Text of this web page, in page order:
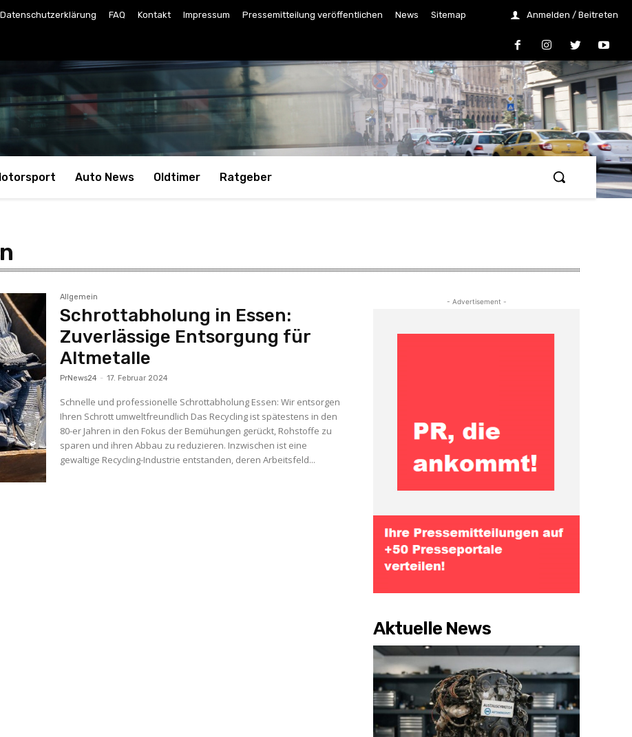
Datenschutzerklärung FAQ Kontakt Impressum Pressemitteilung veröffentlichen News Sitemap Anmelden / Beitreten
Auto News Oldtimer Ratgeber
Allgemein
Schrottabholung in Essen:
Zuverlässige Entsorgung für
Altmetalle
PrNews24 - 17. Februar 2024
Schnelle und professionelle Schrottabholung Essen: Wir entsorgen
Ihren Schrott umweltfreundlich Das Recycling ist spätestens in den
80-er Jahren in den Fokus der Bemühungen gerückt, Rohstoffe zu
sparen und ihren Abbau zu reduzieren. Inzwischen ist eine
gewaltige Recycling-Industrie entstanden, deren Arbeitsfeld...
- Advertisement -
Aktuelle News